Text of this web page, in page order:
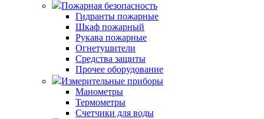
Пожарная безопасность
Гидранты пожарные
Шкаф пожарный
Рукава пожарные
Огнетушители
Средства защиты
Прочее оборудование
Измерительные приборы
Манометры
Термометры
Счетчики для воды